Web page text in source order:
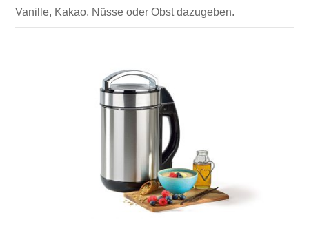
Vanille, Kakao, Nüsse oder Obst dazugeben.